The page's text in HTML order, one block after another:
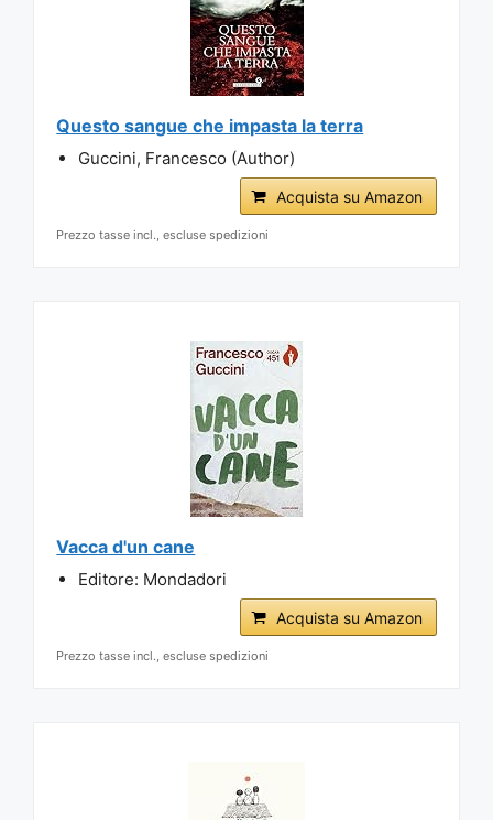
Questo sangue che impasta la terra
Guccini, Francesco (Author)
Acquista su Amazon
Prezzo tasse incl., escluse spedizioni
Vacca d'un cane
Editore: Mondadori
Acquista su Amazon
Prezzo tasse incl., escluse spedizioni